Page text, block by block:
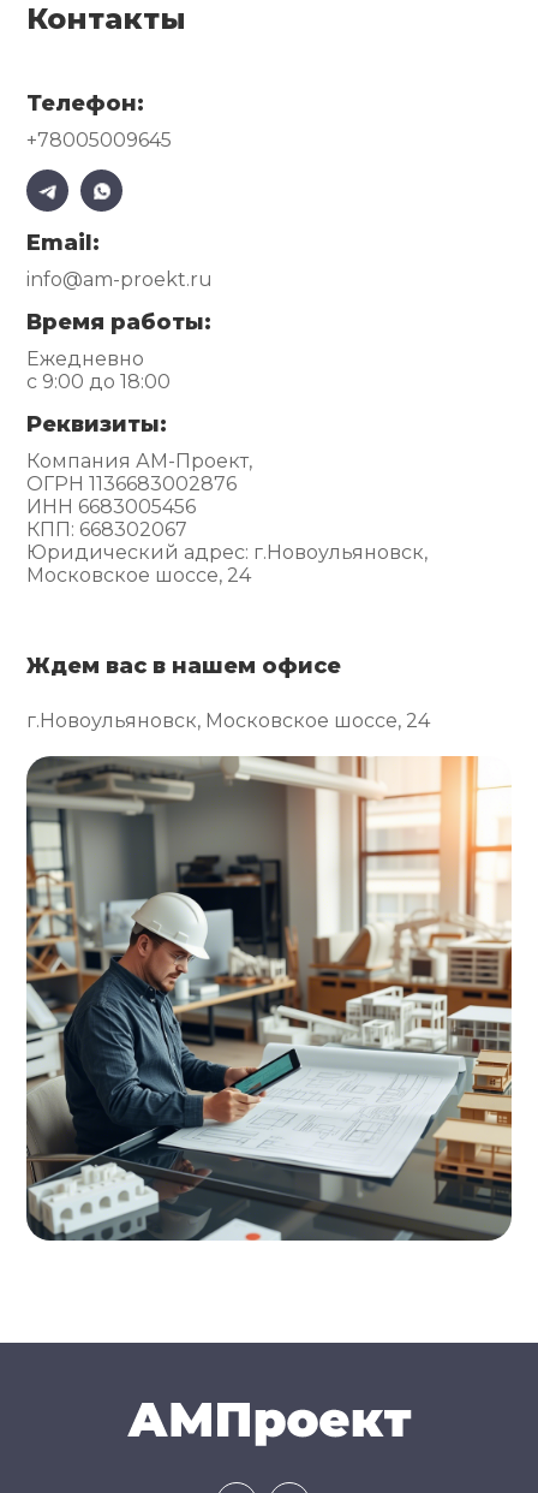
Контакты
Телефон:
+78005009645
Email:
info@am-proekt.ru
Время работы:
Ежедневно
с 9:00 до 18:00
Реквизиты:
Компания АМ-Проект,
ОГРН 1136683002876
ИНН 6683005456
КПП: 668302067
Юридический адрес: г.Новоульяновск,
Московское шоссе, 24
Ждем вас в нашем офисе
г.Новоульяновск, Московское шоссе, 24